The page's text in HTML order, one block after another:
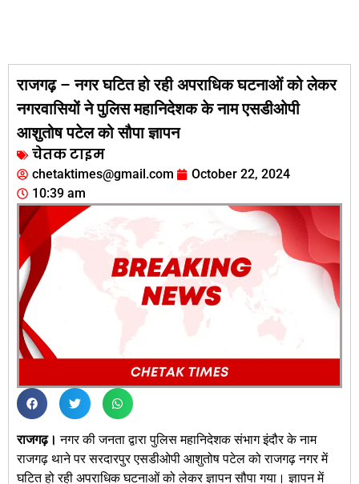
राजगढ़ – नगर घटित हो रही अपराधिक घटनाओं को लेकर
नगरवासियों ने पुलिस महानिदेशक के नाम एसडीओपी
आशुतोष पटेल को सौपा ज्ञापन
चेतक टाइम
chetaktimes@gmail.com
October 22, 2024
10:39 am
राजगढ़। नगर की जनता द्वारा पुलिस महानिदेशक संभाग इंदौर के नाम
राजगढ़ थाने पर सरदारपुर एसडीओपी आशुतोष पटेल को राजगढ़ नगर में
घटित हो रही अपराधिक घटनाओं को लेकर ज्ञापन सौपा गया। ज्ञापन में